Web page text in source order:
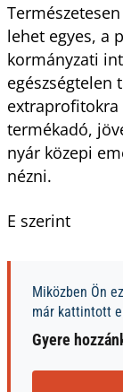
lehet egyes, a
kormányzati
egészségtelen
extraprofitokra
termékadó,
nyár közepi
nézni.
E szerint
Miközben Ön
már kattintott
Gyere